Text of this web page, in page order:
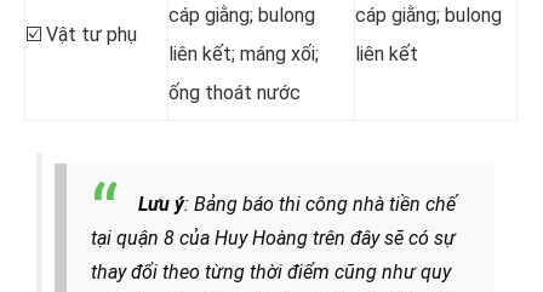
☑️ Vật tư phụ
cáp giằng; bulong
liên kết; máng xối;
ống thoát nước
cáp giằng; bulong
liên kết
Lưu ý: Bảng báo thi công nhà tiền chế
tại quận 8 của Huy Hoàng trên đây sẽ có sự
thay đổi theo từng thời điểm cũng như quy